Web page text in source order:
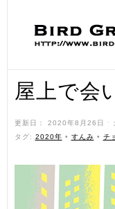
屋上で会
更新日： 2020年8月26日 ˑ
タグ: 2020年 • すんみ • チ